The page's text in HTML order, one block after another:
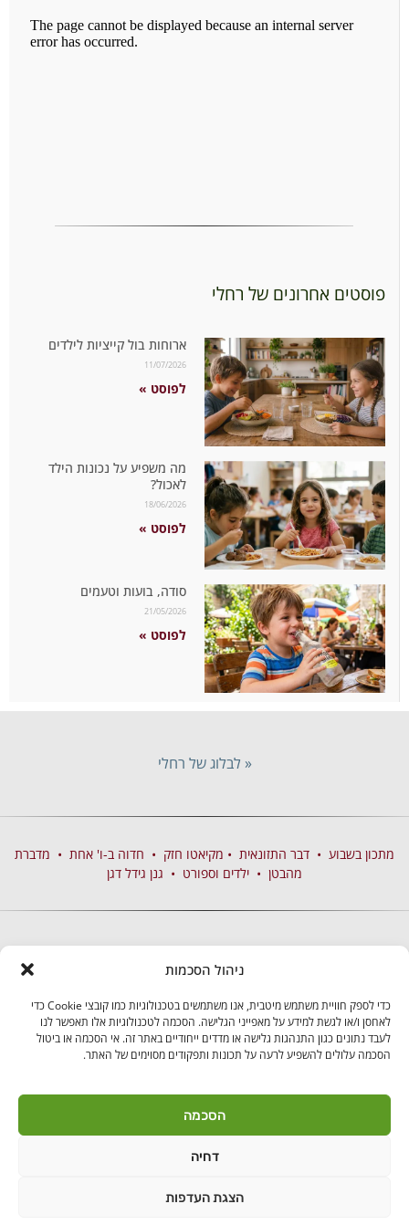
ניהול הסכמות
כדי לספק חוויית משתמש מיטבית, אנו משתמשים בטכנולוגיות כמו קובצי Cookie כדי
לאחסן ו/או לגשת למידע על מאפייני הגלישה. הסכמה לטכנולוגיות אלו תאפשר לנו
לעבד נתונים כגון התנהגות גלישה או מדדים ייחודיים באתר זה. אי הסכמה או ביטול
הסכמה עלולים להשפיע לרעה על תכונות ותפקודים מסוימים של האתר.
הסכמה
דחיה
הצגת העדפות
פוסטים אחרונים של רחלי
ארוחות בול קייציות לילדים
11/07/2026
לפוסט »
מה משפיע על נכונות הילד
לאכול?
18/06/2026
לפוסט »
סודה, בועות וטעמים
21/05/2026
לפוסט »
« לבלוג של רחלי
מתכון בשבוע • דבר התזונאית • מקיאטו חזק • חדוה ב-ו' אחת • מדברת
מהבטן • ילדים וספורט • גנן גידל דגן
בקרו אותנו